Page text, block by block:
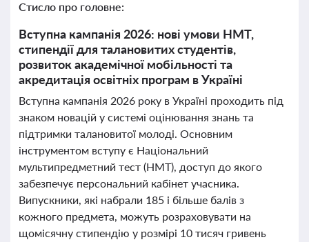
Стисло про головне:
Вступна кампанія 2026: нові умови НМТ,
стипендії для талановитих студентів,
розвиток академічної мобільності та
акредитація освітніх програм в Україні
Вступна кампанія 2026 року в Україні проходить під
знаком новацій у системі оцінювання знань та
підтримки талановитої молоді. Основним
інструментом вступу є Національний
мультипредметний тест (НМТ), доступ до якого
забезпечує персональний кабінет учасника.
Випускники, які набрали 185 і більше балів з
кожного предмета, можуть розраховувати на
щомісячну стипендію у розмірі 10 тисяч гривень